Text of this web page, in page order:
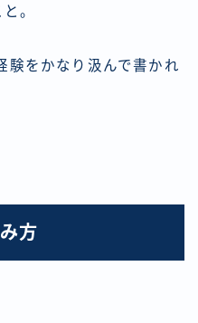
。
験をかなり汲んで書かれ
方